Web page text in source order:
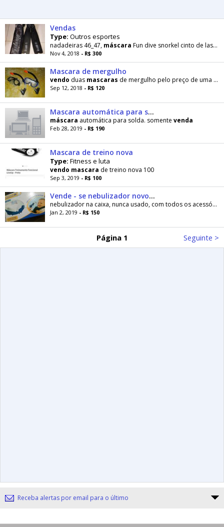
Vendas
Type: Outros esportes
nadadeiras 46_47, máscara Fun dive snorkel cinto de lastro,faca fio carbono
Nov 4, 2018 - R$ 300
Mascara de mergulho
vendo duas mascaras de mergulho pelo preço de uma ,valor negociável
Sep 12, 2018 - R$ 120
Mascara automática para solda
máscara automática para solda. somente venda
Feb 28, 2019 - R$ 190
Mascara de treino nova
Type: Fitness e luta
vendo mascara de treino nova 100
Sep 3, 2019 - R$ 100
Vende - se nebulizador novo na caixa
nebulizador na caixa, nunca usado, com todos os acessórios 2
Jan 2, 2019 - R$ 150
Página 1 Seguinte >
Receba alertas por email para o último